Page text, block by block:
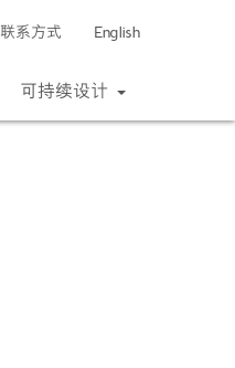
联系方式 English
可持续设计